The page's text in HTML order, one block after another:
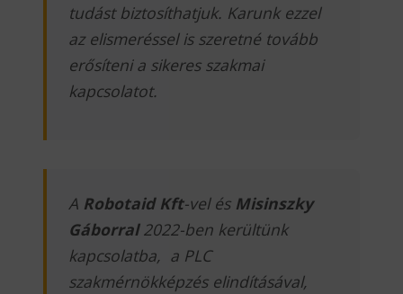
tudást biztosíthatjuk. Karunk ezzel
az elismeréssel is szeretné tovább
erősíteni a sikeres szakmai
kapcsolatot.
A Robotaid Kft-vel és Misinszky
Gáborral 2022-ben kerültünk
kapcsolatba, a PLC
szakmérnökképzés elindításával,